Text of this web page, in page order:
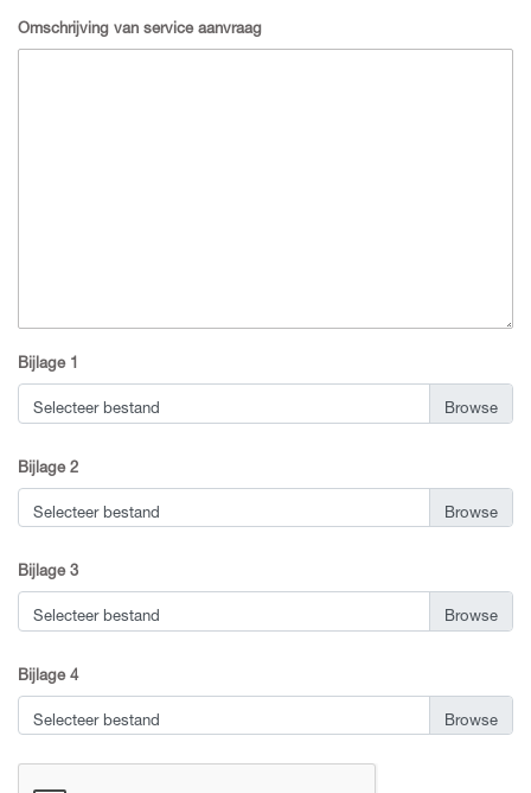
Omschrijving van service aanvraag
Bijlage 1
Selecteer bestand
Bijlage 2
Selecteer bestand
Bijlage 3
Selecteer bestand
Bijlage 4
Selecteer bestand